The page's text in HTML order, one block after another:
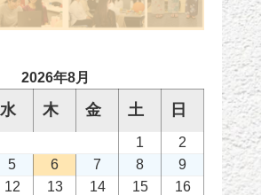
2026年8月
水 木 金 土 日
1
2
5 6 7 8
9
12 13 14 15
16